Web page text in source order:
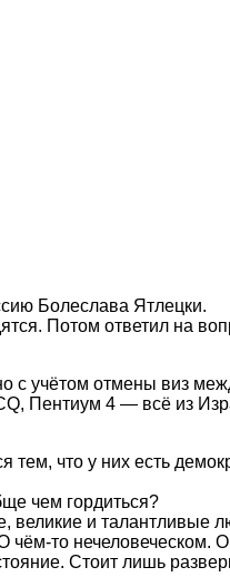
Болеслава Ятлецки.
Потом ответил на
учётом отмены виз
Пентиум 4 — всё из
что у них есть
чем гордиться?
и
то нечеловеческом.
Стоит лишь